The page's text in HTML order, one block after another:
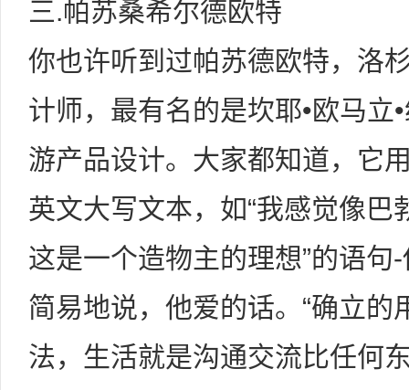
三.帕苏桑希尔德欧特
你也许听到过帕苏德欧特，洛
计师，最有名的是坎耶•欧马立
游产品设计。大家都知道，它
英文大写文本，如“我感觉像巴
这是一个造物主的理想”的语
简易地说，他爱的话。“确立
法，生活就是沟通交流比任何